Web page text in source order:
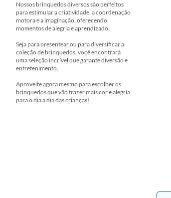
Nossos brinquedos diversos são perfeitos
para estimular a criatividade, a coordenação
motora e a imaginação, oferecendo
momentos de alegria e aprendizado.
Seja para presentear ou para diversificar a
coleção de brinquedos, você encontrará
uma seleção incrível que garante diversão e
entretenimento.
Aproveite agora mesmo para escolher os
brinquedos que vão trazer mais cor e alegria
para o dia a dia das crianças!